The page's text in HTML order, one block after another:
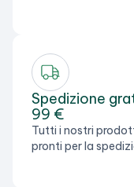
Spedizione
99 €
Tutti i nostri
pronti per la